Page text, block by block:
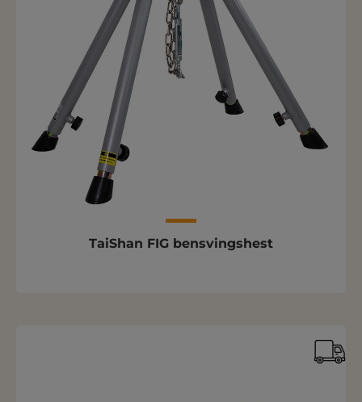
TaiShan FIG bensvingshest